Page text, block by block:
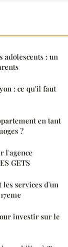
adolescents : un
: ce qu'il faut
en tant
?
l'agence
GETS
services d'un
investir sur le